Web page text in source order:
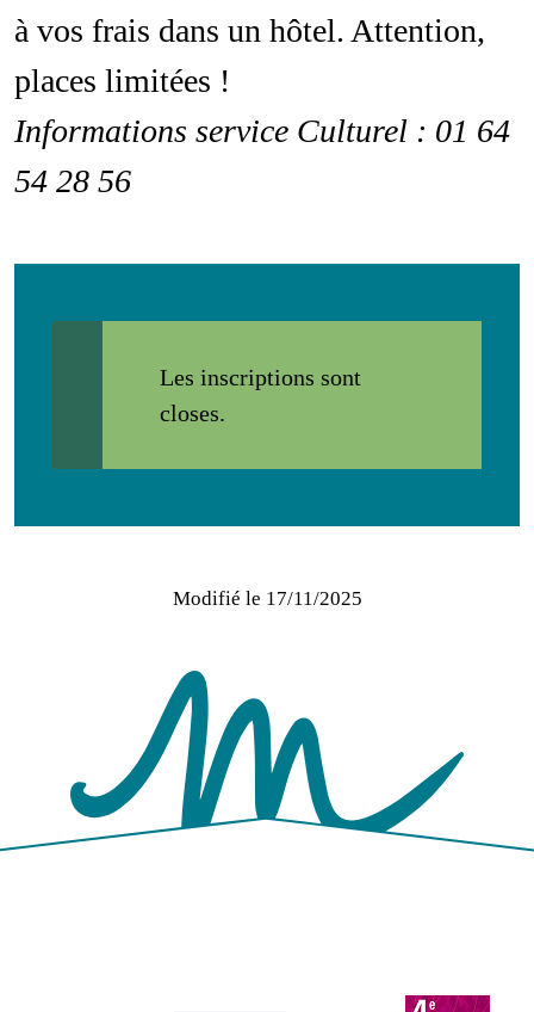
à vos frais dans un hôtel. Attention,
places limitées !
Informations service Culturel : 01 64
54 28 56
Message d'état
Les inscriptions sont
closes.
Modifié le 17/11/2025